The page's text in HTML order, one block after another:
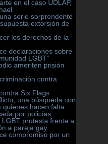
en el caso UDLAP,
serie sorprendente
extorsión de
los derechos de la
declaraciones sobre
LGBT”
ameriten prisión
contra
Six Flags
una búsqueda con
quienes hacen falta
por policías
LGBT protesta frente a
a pareja gay
compromiso por un